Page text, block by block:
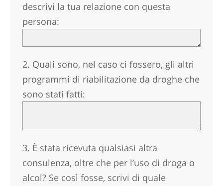
arabo
nepalese
ucraino
croato
turco
Tutte le zone/lingue
descrivi la tua relazione con questa
persona:
2. Quali sono, nel caso ci fossero, gli altri
programmi di riabilitazione da droghe che
sono stati fatti:
3. È stata ricevuta qualsiasi altra
consulenza, oltre che per l’uso di droga o
alcol? Se così fosse, scrivi di quale